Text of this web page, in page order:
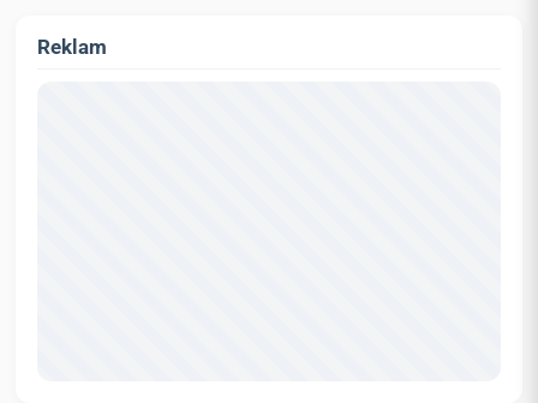
Reklam